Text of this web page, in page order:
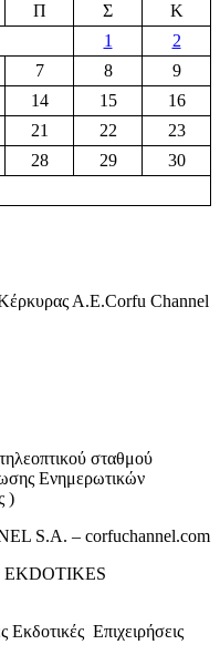
Π Σ
Κ
1
2
7 8
9
14 15
16
21 22
23
28 29
30
Κέρκυρας Α.Ε.Corfu Channel
σταθμού
Ενημερωτικών
)
S.A. – corfuchannel.com
EKDOTIKES
Επιχειρήσεις